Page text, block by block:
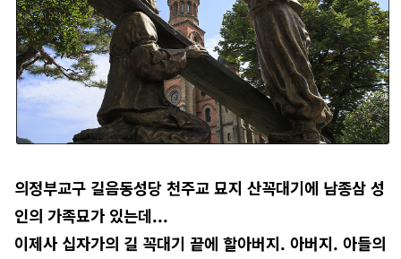
의정부교구 길음동성당 천주교 묘지 산꼭대기에 남종삼 성
인의 가족묘가 있는데...
이제사 십자가의 길 꼭대기 끝에 할아버지. 아버지. 아들의